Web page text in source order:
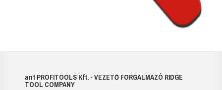
ant PROFITOOLS Kft. - VEZETŐ FORGALMAZÓ RIDGE
TOOL COMPANY